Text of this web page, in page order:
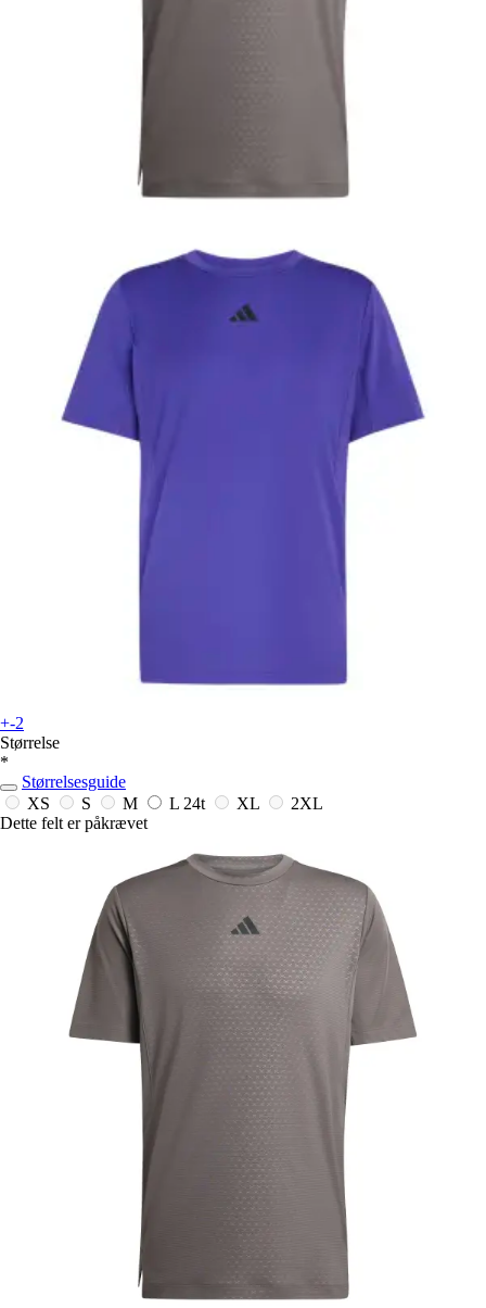
+-2
Størrelse
*
Størrelsesguide
XS
S M L 24t XL
2XL
Dette felt er påkrævet